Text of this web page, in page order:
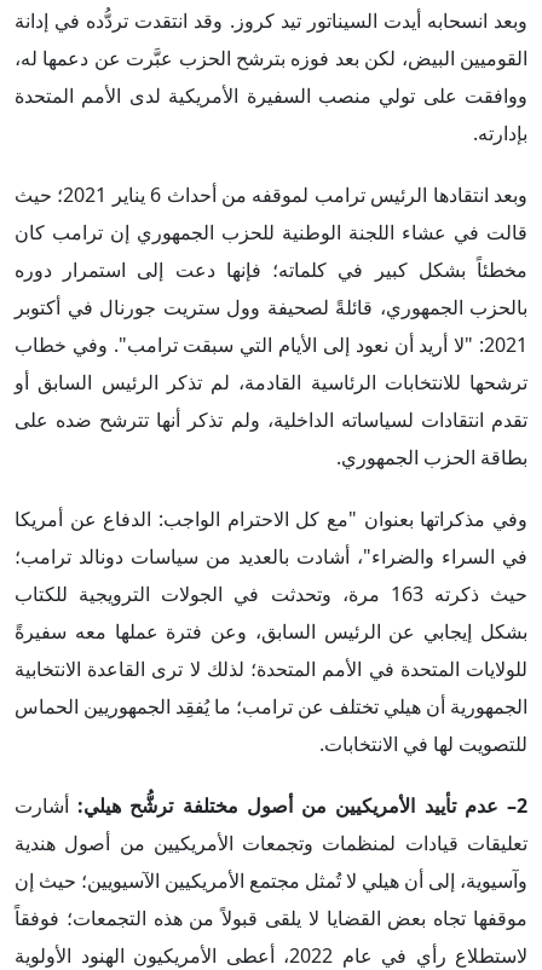
وبعد انسحابه أيدت السيناتور تيد كروز. وقد انتقدت تردُّده في إدانة
القوميين البيض، لكن بعد فوزه بترشح الحزب عبَّرت عن دعمها له،
ووافقت على تولي منصب السفيرة الأمريكية لدى الأمم المتحدة
بإدارته.
وبعد انتقادها الرئيس ترامب لموقفه من أحداث 6 يناير 2021؛ حيث
قالت في عشاء ‏اللجنة الوطنية للحزب الجمهوري إن ترامب كان
مخطئاً بشكل كبير في كلماته؛ فإنها دعت إلى استمرار دوره
بالحزب الجمهوري، قائلةً لصحيفة وول ستريت جورنال في أكتوبر
2021: "لا أريد أن نعود إلى الأيام التي سبقت ترامب". وفي خطاب
ترشحها للانتخابات الرئاسية القادمة، لم تذكر الرئيس السابق أو
تقدم انتقادات لسياساته الداخلية، ولم تذكر أنها تترشح ضده على
بطاقة الحزب الجمهوري.
وفي مذكراتها بعنوان "مع كل الاحترام الواجب: الدفاع عن أمريكا
في السراء والضراء"، أشادت بالعديد من سياسات دونالد ترامب؛
حيث ذكرته 163 مرة، وتحدثت في الجولات الترويجية للكتاب
بشكل إيجابي عن الرئيس السابق، وعن فترة عملها معه سفيرةً
للولايات المتحدة في الأمم المتحدة؛ لذلك لا ترى القاعدة الانتخابية
الجمهورية أن هيلي تختلف عن ترامب؛ ما يُفقِد الجمهوريين الحماس
للتصويت لها في الانتخابات.
2– عدم تأييد الأمريكيين من أصول مختلفة ترشُّح هيلي: أشارت
تعليقات قيادات لمنظمات وتجمعات الأمريكيين من أصول هندية
وآسيوية، إلى أن هيلي لا تُمثل مجتمع الأمريكيين الآسيويين؛ حيث إن
موقفها تجاه بعض القضايا لا يلقى قبولاً من هذه التجمعات؛ فوفقاً
لاستطلاع رأي في عام 2022، أعطى الأمريكيون الهنود الأولوية